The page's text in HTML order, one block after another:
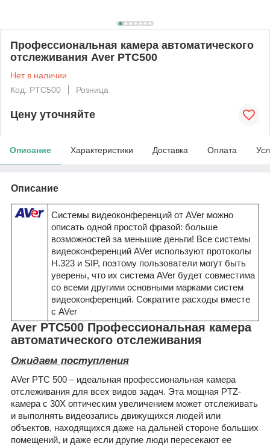
Профессиональная камера автоматического
отслеживания Aver PTC500
Нет в наличии
Код: PTC500
Розница
Цену уточняйте
Описание Характеристики Доставка Оплата
Описание
Системы видеоконференций от AVer можно
описать одной простой фразой: больше
возможностей за меньшие деньги! Все системы
видеоконференций AVer используют протоколы
H.323 и SIP, поэтому пользователи могут быть
уверены, что их система AVer будет совместима
со всеми другими основными марками систем
видеоконференций. Сократите расходы вместе
с AVer
Aver PTC500 Профессиональная камера
автоматического отслеживания
Ожидаем поступления
AVer PTC 500 – идеальная профессиональная камера
отслеживания для всех видов задач. Эта мощная PTZ-
камера с 30X оптическим увеличением может отслеживать
и выполнять видеозапись движущихся людей или
объектов, находящихся даже на дальней стороне больших
помещений, и даже если другие люди пересекают ее